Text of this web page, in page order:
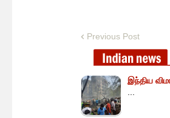
Previous Post
இந்திய